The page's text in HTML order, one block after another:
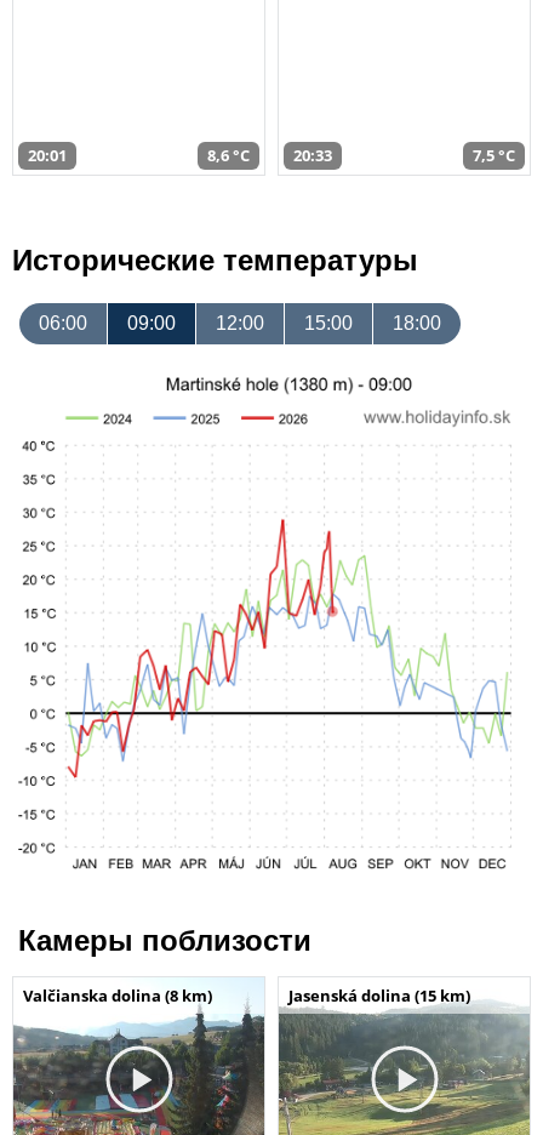
20:01 8,6 °C 20:33 7,5 °C
Исторические температуры
06:00 09:00 12:00 15:00 18:00
Камеры поблизости
Valčianska dolina (8 km) Jasenská dolina (15 km)